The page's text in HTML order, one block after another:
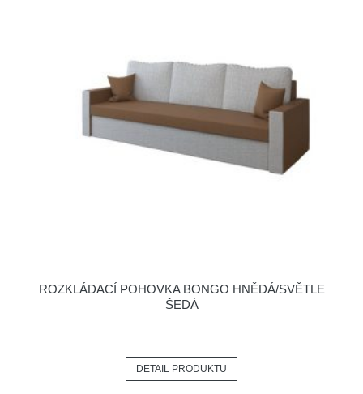
ROZKLÁDACÍ POHOVKA BONGO HNĚDÁ/SVĚTLE
ŠEDÁ
DETAIL PRODUKTU